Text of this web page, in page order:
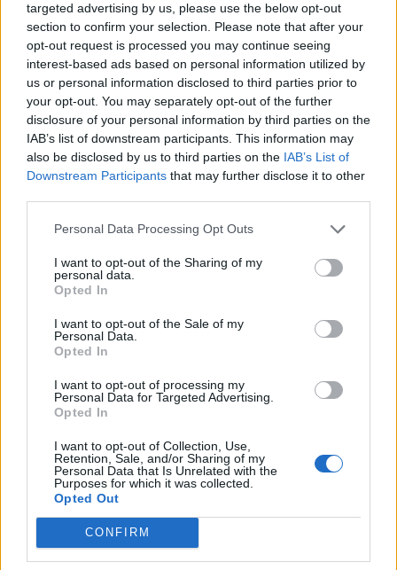
targeted advertising by us, please use the below opt-out
section to confirm your selection. Please note that after your
opt-out request is processed you may continue seeing
interest-based ads based on personal information utilized by
us or personal information disclosed to third parties prior to
your opt-out. You may separately opt-out of the further
disclosure of your personal information by third parties on the
IAB’s list of downstream participants. This information may
also be disclosed by us to third parties on the IAB’s List of
Downstream Participants that may further disclose it to other
Personal Data Processing Opt Outs
I want to opt-out of the Sharing of my
personal data.
Opted In
I want to opt-out of the Sale of my
Personal Data.
Opted In
I want to opt-out of processing my
Personal Data for Targeted Advertising.
Opted In
I want to opt-out of Collection, Use,
Retention, Sale, and/or Sharing of my
Personal Data that Is Unrelated with the
Purposes for which it was collected.
Opted Out
CONFIRM
SpaceX: Άλμα 92% στα έσοδα του α' τριμήνου στα
7,8 δισ. δολάρια
05/08/2026 - 08:44 ΤΕΧΝΟΛΟΓΙΑ
Evergood: Άγγιξε τα 300 εκατ. ο τζίρος- Στα 10
εκατ. ευρώ το τίμημα για το 60% του Jackaroo
05/08/2026 - 12:50 ΕΠΙΧΕΙΡΗΣΕΙΣ
Alpha Bank: Για πρώτη φορά το Αρχαίο Θέατρο
Επιδαύρου άνοιξε τις πύλες του σε όλους
05/08/2026 - 12:41 ESG
Παπουτσάνης: Καθαρά κέρδη 3,4 εκατ. ευρώ στο
α΄ εξάμηνο – Στα 40,7 εκατ. ευρώ ο τζίρος
05/08/2026 - 08:01 ΕΠΙΧΕΙΡΗΣΕΙΣ
allstarbasket.gr
Στο Κάνσας Στέιτ η Τζωάνα
05/08/2026 - 20:44